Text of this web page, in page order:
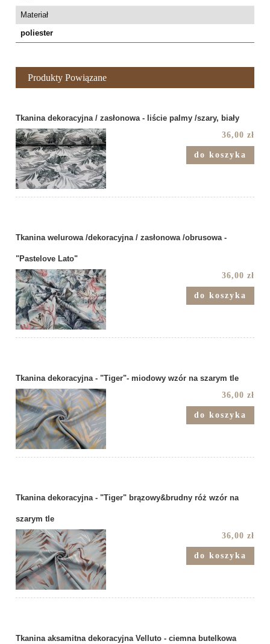
Materiał
poliester
Produkty Powiązane
Tkanina dekoracyjna / zasłonowa - liście palmy /szary, biały
36,00 zł
do koszyka
Tkanina welurowa /dekoracyjna / zasłonowa /obrusowa -
"Pastelove Lato"
36,00 zł
do koszyka
Tkanina dekoracyjna - "Tiger"- miodowy wzór na szarym tle
36,00 zł
do koszyka
Tkanina dekoracyjna - "Tiger" brązowy&brudny róż wzór na
szarym tle
36,00 zł
do koszyka
Tkanina aksamitna dekoracyjna Velluto - ciemna butelkowa